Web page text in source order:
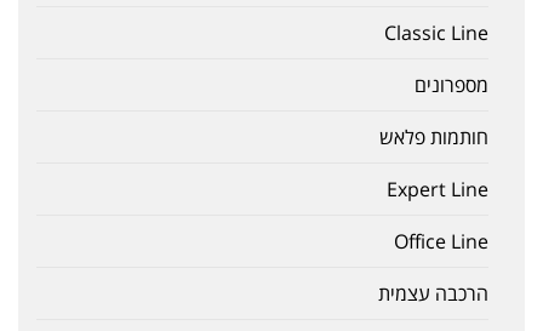
Classic Line
מספרונים
חותמות פלאש
Expert Line
Office Line
הרכבה עצמית